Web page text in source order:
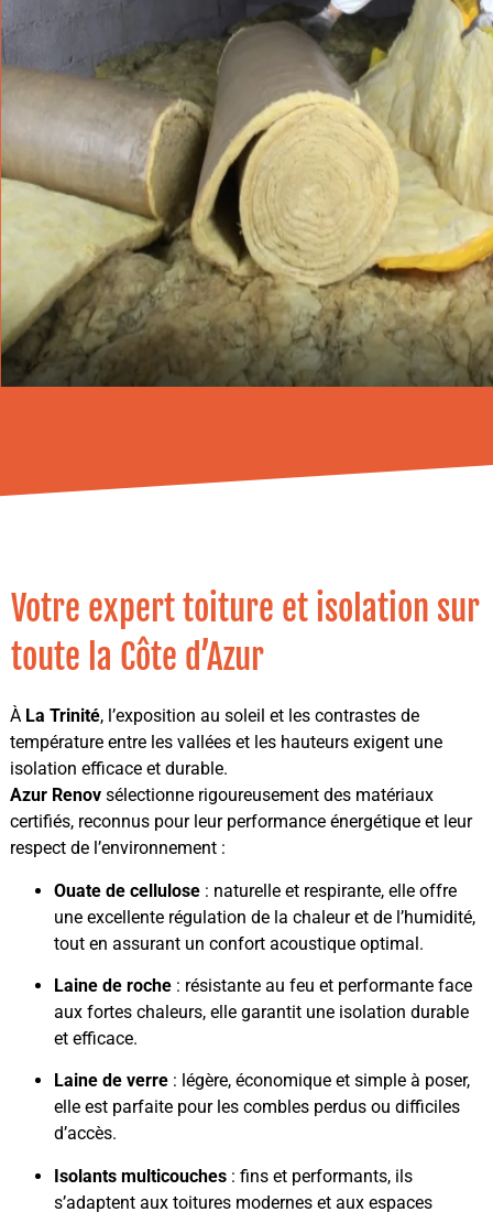
Votre expert toiture et isolation sur
toute la Côte d’Azur
À La Trinité, l’exposition au soleil et les contrastes de
température entre les vallées et les hauteurs exigent une
isolation efficace et durable.
Azur Renov sélectionne rigoureusement des matériaux
certifiés, reconnus pour leur performance énergétique et leur
respect de l’environnement :
Ouate de cellulose : naturelle et respirante, elle offre
une excellente régulation de la chaleur et de l’humidité,
tout en assurant un confort acoustique optimal.
Laine de roche : résistante au feu et performante face
aux fortes chaleurs, elle garantit une isolation durable
et efficace.
Laine de verre : légère, économique et simple à poser,
elle est parfaite pour les combles perdus ou difficiles
d’accès.
Isolants multicouches : fins et performants, ils
s’adaptent aux toitures modernes et aux espaces